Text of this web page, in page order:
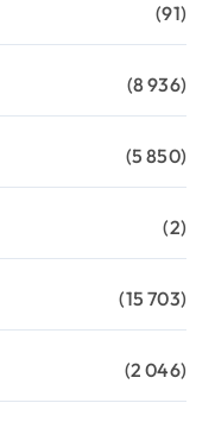
(91)
(8 936)
(5 850)
(2)
(15 703)
(2 046)